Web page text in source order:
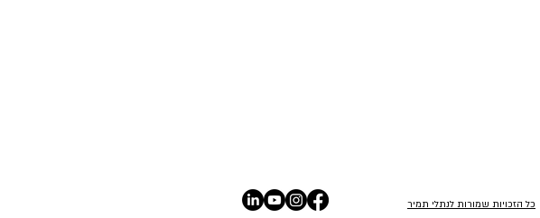
כל הזכויות שמורות לנתלי תמיר